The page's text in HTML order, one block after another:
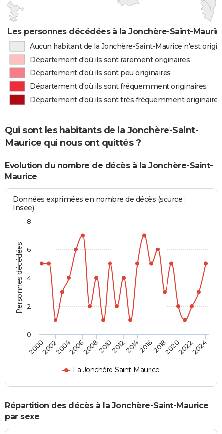
Les personnes décédées à la Jonchère-Saint-
Aucun habitant de la Jonchère-Saint-Maurice n'est
Département d'où ils sont rarement originaires
Département d'où ils sont peu originaires
Département d'où ils sont fréquemment originaires
Département d'où ils sont très fréquemment originaires
Qui sont les habitants de la Jonchère-Saint-
Maurice qui nous ont quittés ?
Evolution du nombre de décès à la Jonchère-Saint-
Maurice
Personnes décédées
Données exprimées en nombre de décès (source :
Insee)
La Jonchère-Saint-Maurice
2000200220042006200820102012201420162018202020222024
0
2
4
6
8
Répartition des décès à la Jonchère-Saint-Maurice
par sexe